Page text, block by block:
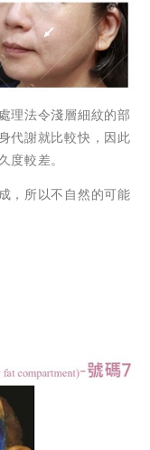
理法令淺層細紋的部
代謝就比較快，因此
較差。
，所以不自然的可能